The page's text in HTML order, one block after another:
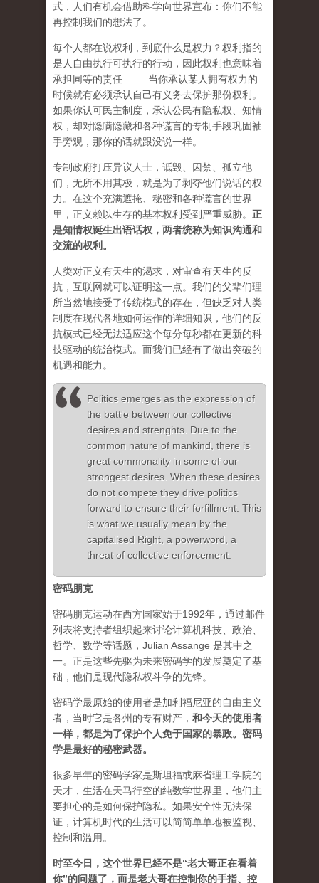
式，人们有机会借助科学向世界宣布：你们不能
再控制我们的想法了。
每个人都在说权利，到底什么是权力？权利指的
是人自由执行可执行的行动，因此权利也意味着
承担同等的责任 —— 当你承认某人拥有权力的
时候就有必须承认自己有义务去保护那份权利。
如果你认可民主制度，承认公民有隐私权、知情
权，却对隐瞒隐藏和各种谎言的专制手段巩固袖
手旁观，那你的话就跟没说一样。
专制政府打压异议人士，诋毁、囚禁、孤立他
们，无所不用其极，就是为了剥夺他们说话的权
力。在这个充满遮掩、秘密和各种谎言的世界
里，正义赖以生存的基本权利受到严重威胁。 正
是知情权诞生出语话权，两者统称为知识沟通和
交流的权利。
人类对正义有天生的渴求，对审查有天生的反
抗，互联网就可以证明这一点。我们的父辈们理
所当然地接受了传统模式的存在，但缺乏对人类
制度在现代各地如何运作的详细知识，他们的反
抗模式已经无法适应这个每分每秒都在更新的科
技驱动的统治模式。而我们已经有了做出突破的
机遇和能力。
Politics emerges as the expression of
the battle between our collective
desires and strenghts. Due to the
common nature of mankind, there is
great commonality in some of our
strongest desires. When these desires
do not compete they drive politics
forward to ensure their forfillment. This
is what we usually mean by the
capitalised Right, a powerword, a
threat of collective enforcement.
密码朋克
密码朋克运动在西方国家始于1992年，通过邮件
列表将支持者组织起来讨论计算机科技、政治、
哲学、数学等话题，Julian Assange 是其中之
一。正是这些先驱为未来密码学的发展奠定了基
础，他们是现代隐私权斗争的先锋。
密码学最原始的使用者是加利福尼亚的自由主义
者，当时它是各州的专有财产， 和今天的使用者
一样，都是为了保护个人免于国家的暴政。密码
学是最好的秘密武器。
很多早年的密码学家是斯坦福或麻省理工学院的
天才，生活在天马行空的纯数学世界里，他们主
要担心的是如何保护隐私。如果安全性无法保
证，计算机时代的生活可以简简单单地被监视、
控制和滥用。
时至今日，这个世界已经不是“老大哥正在看着
你”的问题了，而是老大哥在控制你的手指、控